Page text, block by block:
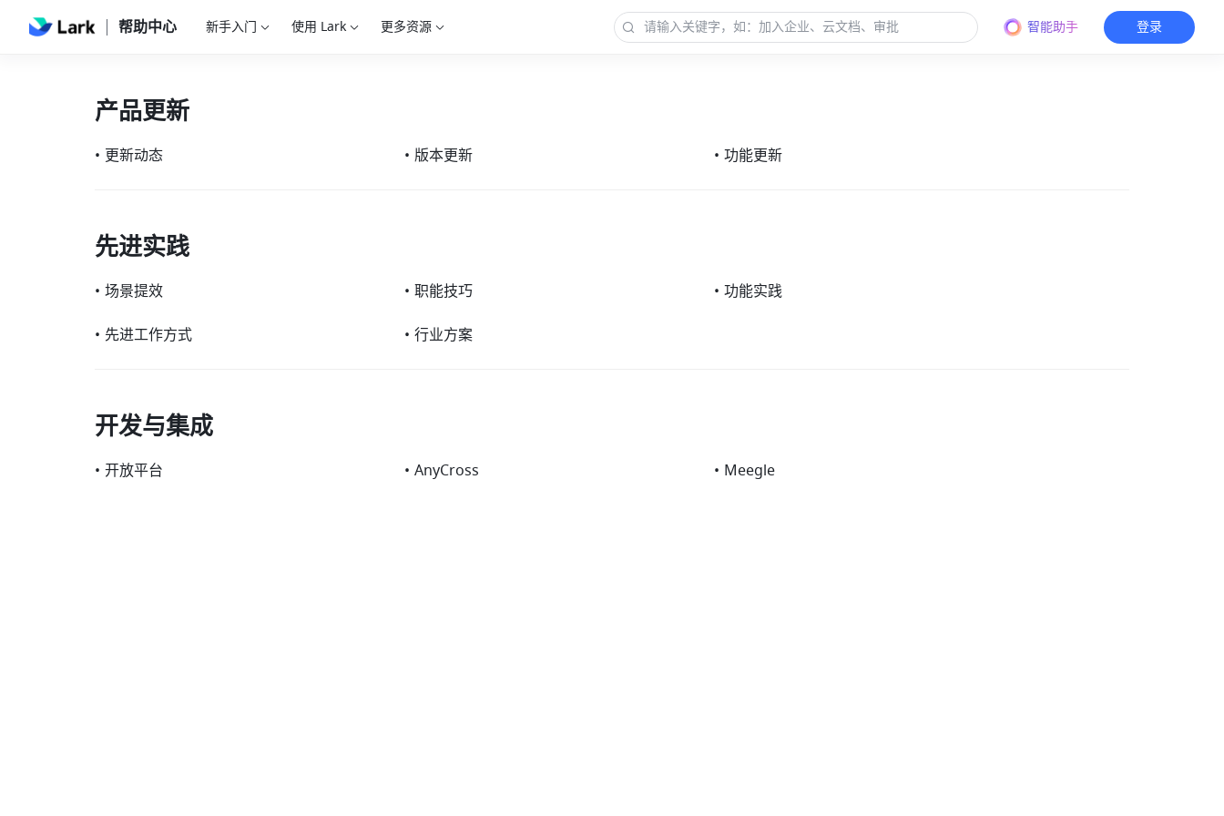
帮助中心 新手入门 使用 Lark 更多资源 智能助手 登录
产品更新
• 更新动态 • 版本更新 • 功能更新
先进实践
• 场景提效 • 职能技巧 • 功能实践
• 先进工作方式 • 行业方案
开发与集成
• 开放平台 • AnyCross • Meegle